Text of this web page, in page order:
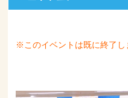
※このイベントは既に終了し